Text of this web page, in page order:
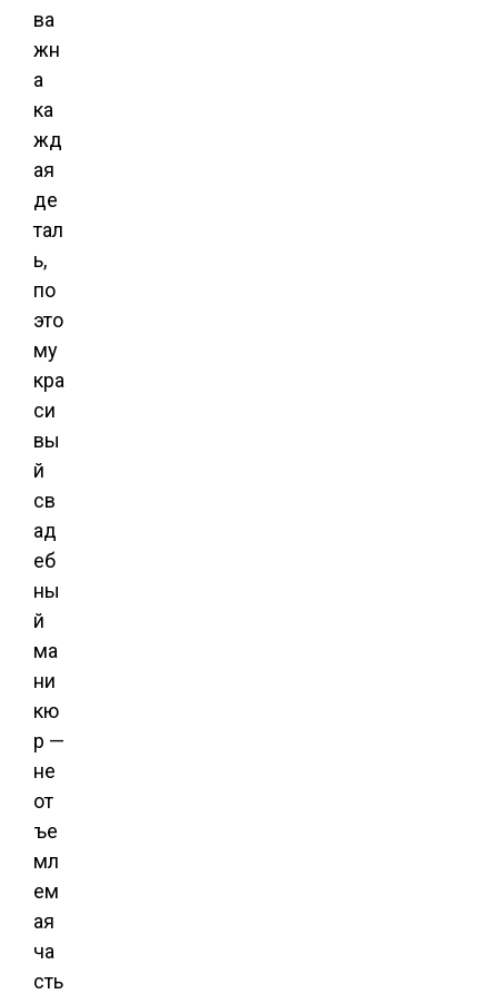
ва
жн
а
ка
жд
ая
де
тал
ь,
по
это
му
кра
си
вы
й
св
ад
еб
ны
й
ма
ни
кю
р —
не
от
ъе
мл
ем
ая
ча
сть